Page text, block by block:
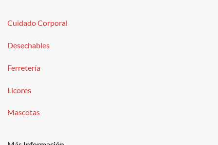
Cuidado Corporal
Desechables
Ferretería
Licores
Mascotas